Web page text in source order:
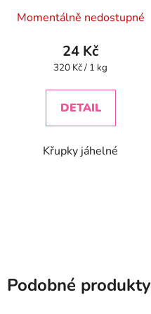
Momentálně nedostupné
24 Kč
Měrná
320 Kč / 1 kg
DETAIL
Křupky jáhelné
Podobné produkty